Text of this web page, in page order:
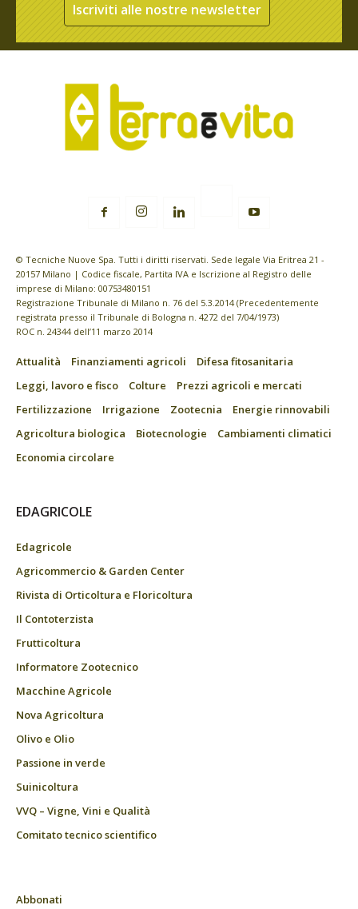
Iscriviti alle nostre newsletter
© Tecniche Nuove Spa. Tutti i diritti riservati. Sede legale Via Eritrea 21 -
20157 Milano | Codice fiscale, Partita IVA e Iscrizione al Registro delle
imprese di Milano: 00753480151
Registrazione Tribunale di Milano n. 76 del 5.3.2014 (Precedentemente
registrata presso il Tribunale di Bologna n. 4272 del 7/04/1973)
ROC n. 24344 dell’11 marzo 2014
Attualità Finanziamenti agricoli
Difesa fitosanitaria
Leggi, lavoro e fisco
Colture
Prezzi agricoli e mercati
Fertilizzazione
Irrigazione Zootecnia
Energie rinnovabili
Agricoltura biologica
Biotecnologie
Cambiamenti climatici
Economia circolare
EDAGRICOLE
Edagricole
Agricommercio & Garden Center
Rivista di Orticoltura e Floricoltura
Il Contoterzista
Frutticoltura
Informatore Zootecnico
Macchine Agricole
Nova Agricoltura
Olivo e Olio
Passione in verde
Suinicoltura
VVQ – Vigne, Vini e Qualità
Comitato tecnico scientifico
Abbonati